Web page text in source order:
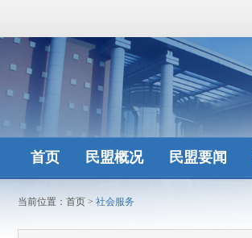
首页 民盟概况 民盟要闻
当前位置： 首页 > 社会服务